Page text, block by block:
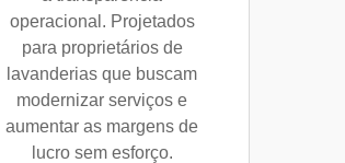
operacional. Projetados
para proprietários de
lavanderias que buscam
modernizar serviços e
aumentar as margens de
lucro sem esforço.